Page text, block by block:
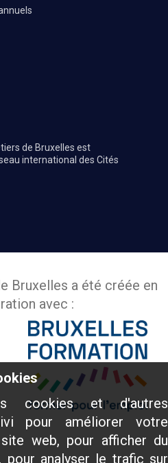
cookies et d'autres
pour améliorer votre
web, pour afficher du
pour analyser le trafic sur
de Bruxelles est
international des Cités
Bruxelles a été créée en
avec :